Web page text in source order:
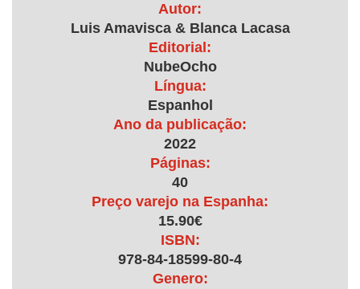
Autor:
Luis Amavisca & Blanca Lacasa
Editorial:
NubeOcho
Língua:
Espanhol
Ano da publicação:
2022
Páginas:
40
Preço varejo na Espanha:
15.90€
ISBN:
978-84-18599-80-4
Genero: